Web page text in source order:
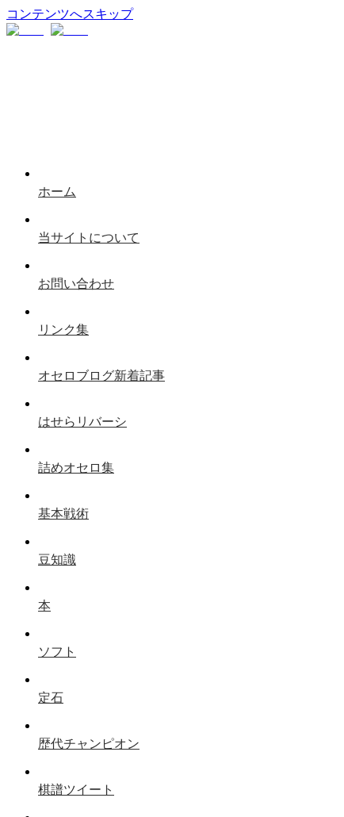
コンテンツへスキップ
ホーム
当サイトについて
お問い合わせ
リンク集
オセロブログ新着記事
はせらリバーシ
詰めオセロ集
基本戦術
豆知識
本
ソフト
定石
歴代チャンピオン
棋譜ツイート